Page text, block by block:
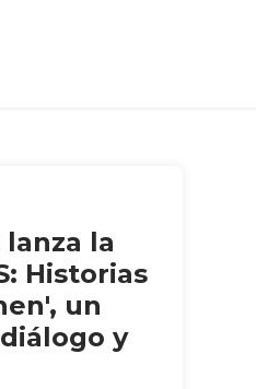
lanza la
Historias
un
y